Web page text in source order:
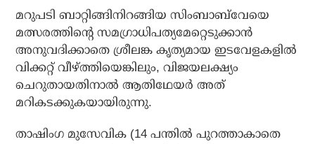
മറുപടി ബാറ്റിങ്ങിനിറങ്ങിയ സിംബാബ്‌വേയെ
മത്സരത്തിന്റെ സമഗ്രാധിപത്യമേറ്റെടുക്കാന്‍
അനുവദിക്കാതെ ശ്രീലങ്ക കൃത്യമായ ഇടവേളകളില്‍
വിക്കറ്റ് വീഴ്ത്തിയെങ്കിലും, വിജയലക്ഷ്യം
ചെറുതായതിനാല്‍ ആതിഥേയര്‍ അത്
മറികടക്കുകയായിരുന്നു.
താഷിംഗ മുസേവിക (14 പന്തില്‍ പുറത്താകാതെ